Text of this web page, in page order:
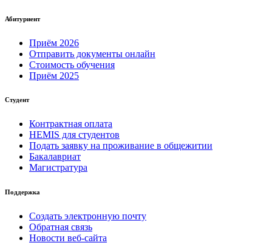
Абитуриент
Приём 2026
Отправить документы онлайн
Стоимость обучения
Приём 2025
Студент
Контрактная оплата
HEMIS для студентов
Подать заявку на проживание в общежитии
Бакалавриат
Магистратура
Поддержка
Создать электронную почту
Обратная связь
Новости веб-сайта